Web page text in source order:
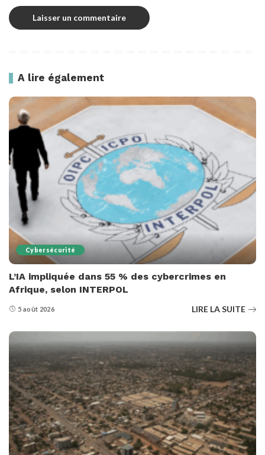
A lire également
Cybersécurité
L’IA impliquée dans 55 % des cybercrimes en
Afrique, selon INTERPOL
5 août 2026 LIRE LA SUITE